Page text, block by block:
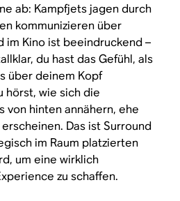
ab: Kampfjets jagen durch
kommunizieren über
im Kino ist beeindruckend –
du hast das Gefühl, als
über deinem Kopf
hörst, wie sich die
von hinten annähern, ehe
Das ist Surround
im Raum platzierten
um eine wirklich
zu schaffen.